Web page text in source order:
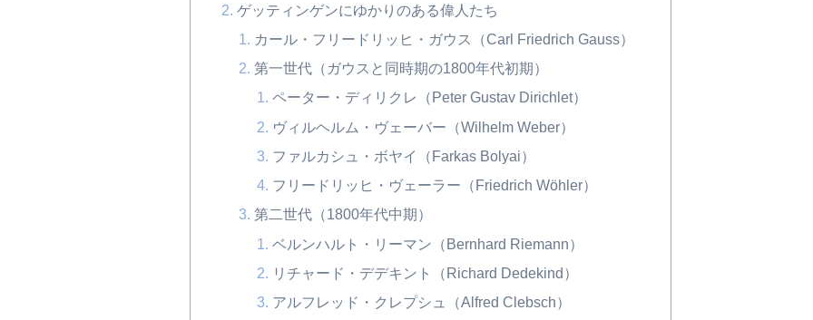
ゲッティンゲンにゆかりのある偉人たち
カール・フリードリッヒ・ガウス（Carl Friedrich Gauss）
第一世代（ガウスと同時期の1800年代初期）
ペーター・ディリクレ（Peter Gustav Dirichlet）
ヴィルヘルム・ヴェーバー（Wilhelm Weber）
ファルカシュ・ボヤイ（Farkas Bolyai）
フリードリッヒ・ヴェーラー（Friedrich Wöhler）
第二世代（1800年代中期）
ベルンハルト・リーマン（Bernhard Riemann）
リチャード・デデキント（Richard Dedekind）
アルフレッド・クレプシュ（Alfred Clebsch）